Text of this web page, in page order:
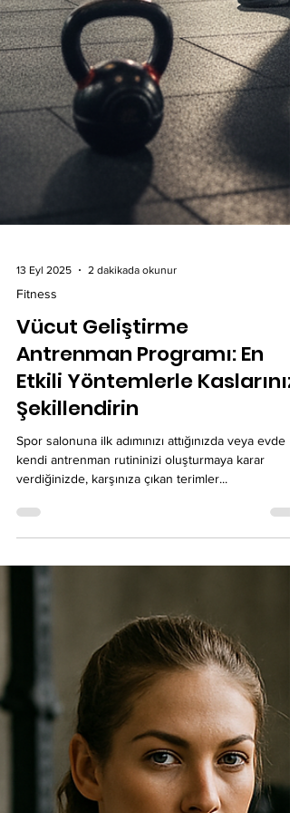
13 Eyl 2025
Fitness
Vücut Geliştirme
Antrenman Programı: En
Etkili Yöntemlerle Kaslarınızı
Şekillendirin
Spor salonuna ilk adımınızı attığınızda veya evde
kendi antrenman rutininizi oluşturmaya karar
verdiğinizde, karşınıza çıkan terimler...